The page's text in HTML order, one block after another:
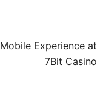
Mobile Experience at
7Bit Casino